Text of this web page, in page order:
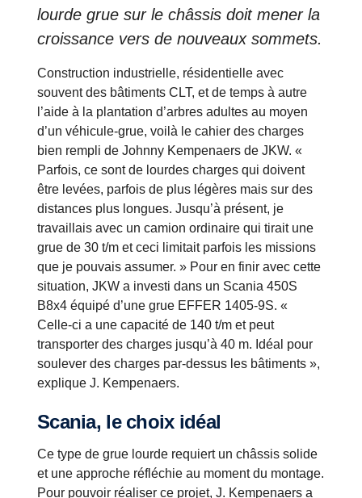
lourde grue sur le châssis doit mener la
croissance vers de nouveaux sommets.
Construction industrielle, résidentielle avec
souvent des bâtiments CLT, et de temps à autre
l’aide à la plantation d’arbres adultes au moyen
d’un véhicule-grue, voilà le cahier des charges
bien rempli de Johnny Kempenaers de JKW. «
Parfois, ce sont de lourdes charges qui doivent
être levées, parfois de plus légères mais sur des
distances plus longues. Jusqu’à présent, je
travaillais avec un camion ordinaire qui tirait une
grue de 30 t/m et ceci limitait parfois les missions
que je pouvais assumer. » Pour en finir avec cette
situation, JKW a investi dans un Scania 450S
B8x4 équipé d’une grue EFFER 1405-9S. «
Celle-ci a une capacité de 140 t/m et peut
transporter des charges jusqu’à 40 m. Idéal pour
soulever des charges par-dessus les bâtiments »,
explique J. Kempenaers.
Scania, le choix idéal
Ce type de grue lourde requiert un châssis solide
et une approche réfléchie au moment du montage.
Pour pouvoir réaliser ce projet, J. Kempenaers a